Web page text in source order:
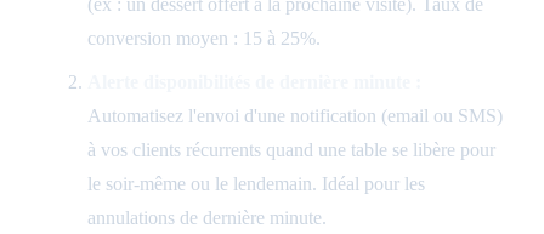
conversion moyen : 15 à 25%.
Automatisez l'envoi d'une notification (email ou SMS)
à vos clients récurrents quand une table se libère pour
le soir-même ou le lendemain. Idéal pour les
annulations de dernière minute.